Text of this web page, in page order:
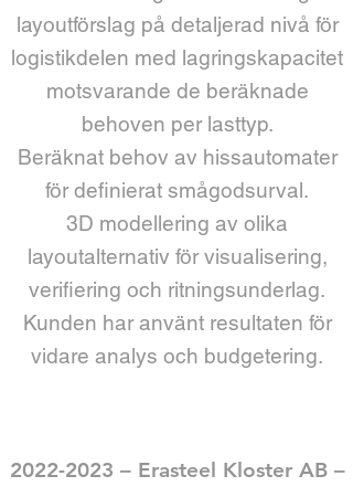
layoutförslag på detaljerad nivå för
logistikdelen med lagringskapacitet
motsvarande de beräknade
behoven per lasttyp.
Beräknat behov av hissautomater
för definierat smågodsurval.
3D modellering av olika
layoutalternativ för visualisering,
verifiering och ritningsunderlag.
Kunden har använt resultaten för
vidare analys och budgetering.
2022-2023 – Erasteel Kloster AB –